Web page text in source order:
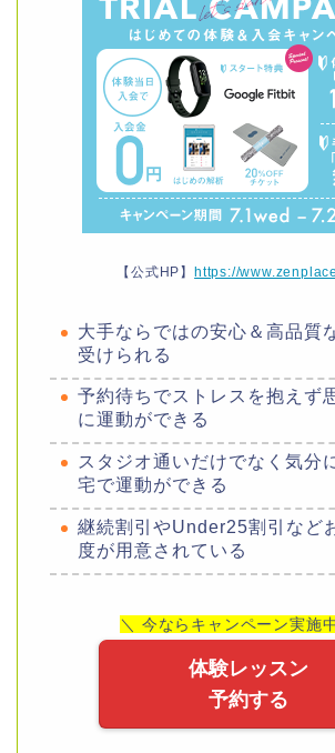
【公式HP】https://
大手ならではの安心＆高品質
受けられる
予約待ちでストレスを抱えず
に運動ができる
スタジオ通いだけでなく気分
宅で運動ができる
継続割引やUnder25割引など
度が用意されている
＼ 今ならキャンペーン実施
体験レッスン
予約する